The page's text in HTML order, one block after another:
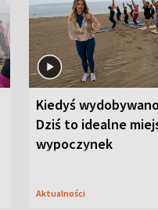
Kiedyś
Dziś to idealne
wypoczynek
Aktualności